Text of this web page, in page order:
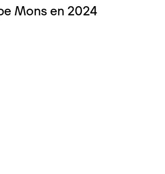
Mons en 2024